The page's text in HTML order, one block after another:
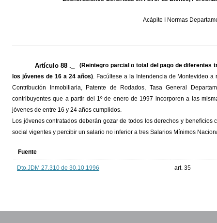
Acápite I Normas
Artículo 88 ._
(Reintegro parcial o total del pago de diferentes
los jóvenes de 16 a 24 años). Facúltese a la Intendencia de Montevideo
Contribución Inmobiliaria, Patente de Rodados, Tasa General
contribuyentes que a partir del 1º de enero de 1997 incorporen a las
jóvenes de entre 16 y 24 años cumplidos.
Los jóvenes contratados deberán gozar de todos los derechos y
social vigentes y percibir un salario no inferior a tres Salarios Mínimos
Fuente
Dto.JDM 27.310 de 30.10.1996 art. 35